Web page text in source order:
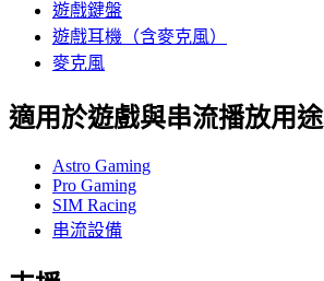
遊戲鍵盤
遊戲耳機（含麥克風）
麥克風
適用於遊戲與串流播放用途
Astro Gaming
Pro Gaming
SIM Racing
串流設備